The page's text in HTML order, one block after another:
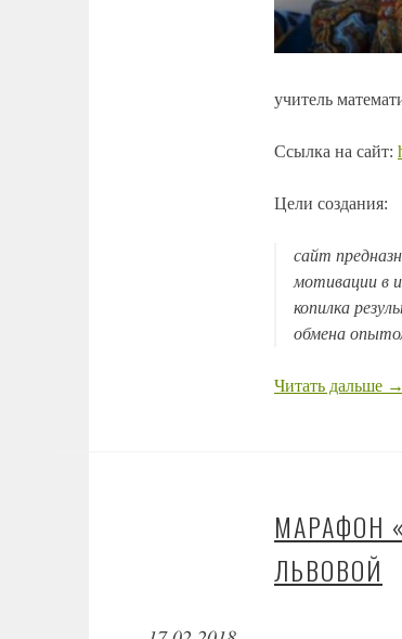
учитель
Ссылка на сайт:
Цели создания:
сайт
мотивации в
копилка
обмена
Читать дальше →
МАРАФОН
ЛЬВОВОЙ